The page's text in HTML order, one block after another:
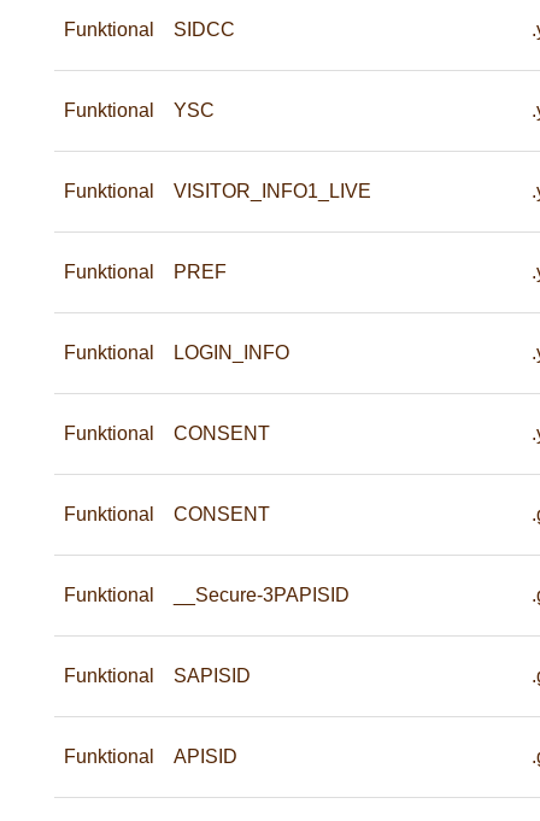
Funktional SIDCC
Funktional YSC
Funktional VISITOR_INFO1_LIVE
Funktional PREF
Funktional LOGIN_INFO
Funktional CONSENT
Funktional CONSENT
Funktional __Secure-3PAPISID
Funktional SAPISID
Funktional APISID